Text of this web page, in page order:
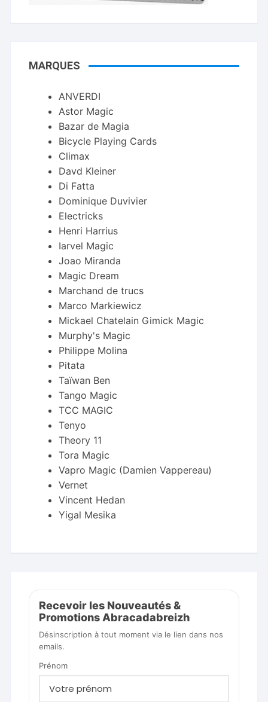
MARQUES
ANVERDI
Astor Magic
Bazar de Magia
Bicycle Playing Cards
Climax
Davd Kleiner
Di Fatta
Dominique Duvivier
Electricks
Henri Harrius
Iarvel Magic
Joao Miranda
Magic Dream
Marchand de trucs
Marco Markiewicz
Mickael Chatelain Gimick Magic
Murphy's Magic
Philippe Molina
Pitata
Taïwan Ben
Tango Magic
TCC MAGIC
Tenyo
Theory 11
Tora Magic
Vapro Magic (Damien Vappereau)
Vernet
Vincent Hedan
Yigal Mesika
Recevoir les Nouveautés &
Promotions Abracadabreizh
Désinscription à tout moment via le lien dans nos
emails.
Prénom